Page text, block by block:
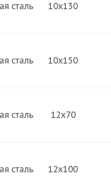
сталь 10х130
сталь 10х150
сталь 12х70
сталь 12х100